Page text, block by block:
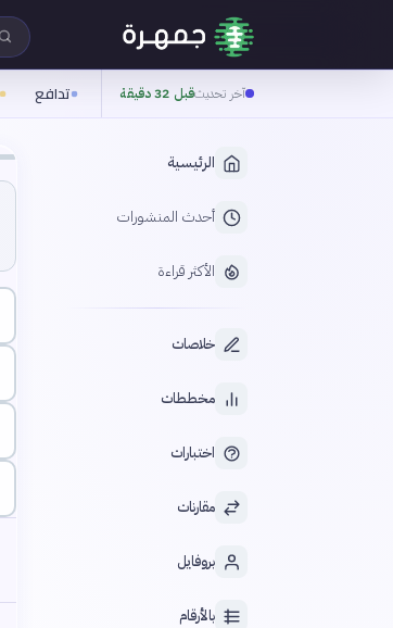
آخر تحديثقبل 32 دقيقة تدافع
الرئيسية
أحدث المنشورات
الأكثر قراءة
خلاصات
مخططات
اختبارات
مقارنات
بروفايل
بالأرقام